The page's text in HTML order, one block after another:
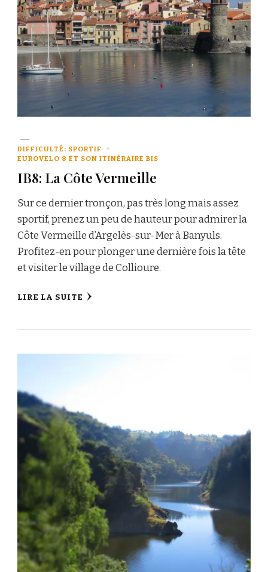
DIFFICULTÉ: SPORTIF
EUROVELO 8 ET SON ITINÉRAIRE BIS
IB8: La Côte Vermeille
Sur ce dernier tronçon, pas très long mais assez
sportif, prenez un peu de hauteur pour admirer la
Côte Vermeille d’Argelès-sur-Mer à Banyuls.
Profitez-en pour plonger une dernière fois la tête
et visiter le village de Collioure.
LIRE LA SUITE